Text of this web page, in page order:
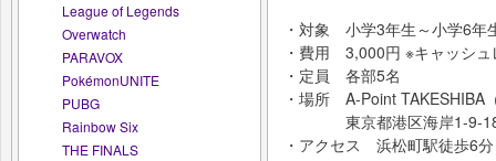
League of Legends
Overwatch
PARAVOX
PokémonUNITE
PUBG
Rainbow Six
THE FINALS
・対象 小学3年生～小学6年
・費用 3,000円 ※キャッシュ
・定員 各部5名
・場所 A-Point TAKESHIBA
東京都港区海岸1-9-18
・アクセス 浜松町駅徒歩6